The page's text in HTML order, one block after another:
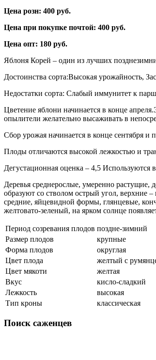
Цена розн: 400 руб.
Цена при покупке почтой: 400 руб.
Цена опт: 180 руб.
Яблоня Корей – один из лучших
Достоинства сорта:Высокая урожайность,
Недостатки сорта: Слабый иммунитет к
Цветение яблони начинается в конце
опылители желательно высаживать в
Сбор урожая начинается в конце сентября и
Плоды отличаются высокой лежкостью и
Дегустационная оценка – 4,5 Используются
Деревья среднерослые, умеренно
образуют со стволом острый угол, верхние
средние, яйцевидной формы, глянцевые,
желтовато-зеленый, на ярком солнце
Период созревания плодов поздне-зимний
Размер плодов
крупные
Форма плодов
округлая
Цвет плода
желтый с
Цвет мякоти
желтая
Вкус
кисло-сладкий
Лежкость
высокая
Тип кроны
классическая
Поиск саженцев